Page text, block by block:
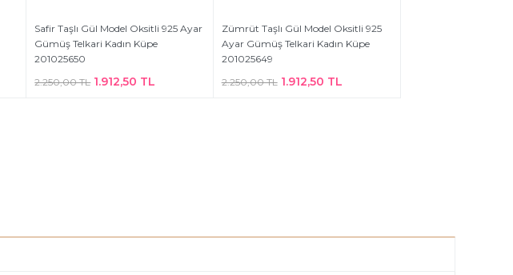
Safir Taşlı Gül Model Oksitli 925 Ayar
Gümüş Telkari Kadın Küpe
201025650
2.250,00 TL 1.912,50 TL
Zümrüt Taşlı Gül Model Oksitli 925
Ayar Gümüş Telkari Kadın Küpe
201025649
2.250,00 TL 1.912,50 TL